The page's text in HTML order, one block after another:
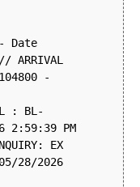
Date
ARRIVAL
-
: BL-
2:59:39 PM
EX
05/28/2026